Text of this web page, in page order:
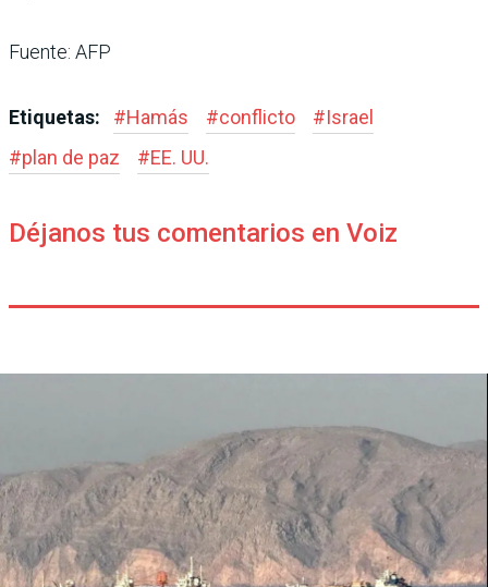
Fuente: AFP
Etiquetas: #Hamás #conflicto #Israel
#plan de paz #EE. UU.
Déjanos tus comentarios en Voiz